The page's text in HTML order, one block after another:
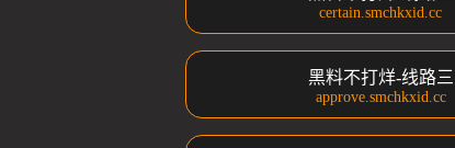
certain.smchkxid.cc
黑料不打烊-线路三
approve.smchkxid.cc